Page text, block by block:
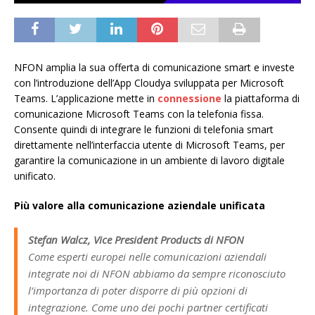
NFON amplia la sua offerta di comunicazione smart e investe
con l’introduzione dell’App Cloudya sviluppata per Microsoft
Teams. L’applicazione mette in connessione la piattaforma di
comunicazione Microsoft Teams con la telefonia fissa.
Consente quindi di integrare le funzioni di telefonia smart
direttamente nell’interfaccia utente di Microsoft Teams, per
garantire la comunicazione in un ambiente di lavoro digitale
unificato.
Più valore alla comunicazione aziendale unificata
Stefan Walcz, Vice President Products di NFON
Come esperti europei nelle comunicazioni aziendali
integrate noi di NFON abbiamo da sempre riconosciuto
l’importanza di poter disporre di più opzioni di
integrazione. Come uno dei pochi partner certificati